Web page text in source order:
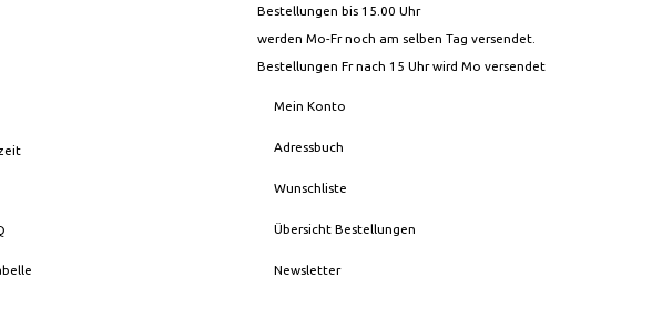
Bestellungen bis 15.00 Uhr
werden Mo-Fr noch am selben Tag versendet.
Bestellungen Fr nach 15 Uhr wird Mo versendet
Mein Konto
Adressbuch
Wunschliste
Übersicht Bestellungen
Newsletter